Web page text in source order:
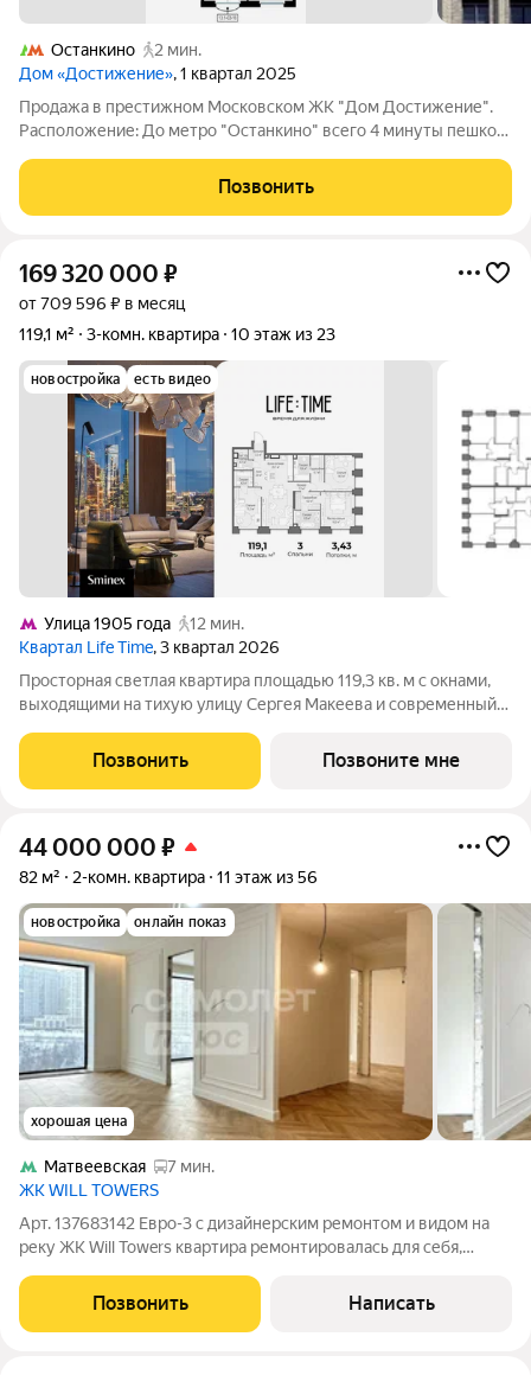
Останкино
2 мин.
Дом «Достижение», 1 квартал 2025
Продажа в престижном Московском ЖК "Дом Достижение".
Расположение: До метро "Останкино" всего 4 минуты пешком,
пешей доступности находятся школы и детские сады. Рядом
также расположены
Позвонить
169 320 000 ₽
от 709 596 ₽ в месяц
119,1 м²
3-комн. квартира 10 этаж из 23
новостройка есть видео
Улица 1905 года
12 мин.
Квартал Life Time, 3 квартал 2026
Просторная светлая квартира площадью 119,3 кв. м с окнами,
выходящими на тихую улицу Сергея Макеева и современный
возможностью открывания настежь улучшает видовые
характеристики. Продуманная
Позвонить Позвоните мне
44 000 000 ₽
82 м² 2-комн. квартира 11 этаж из 56
новостройка онлайн показ
хорошая цена
Матвеевская
7 мин.
ЖК WILL TOWERS
Арт. 137683142 Евро-3 с дизайнерским ремонтом и видом на
реку ЖК Will Towers квартира ремонтировалась для себя,
покупкой большей площади! Межкомнатные двери и
светильники возможно подобрать
Позвонить Написать